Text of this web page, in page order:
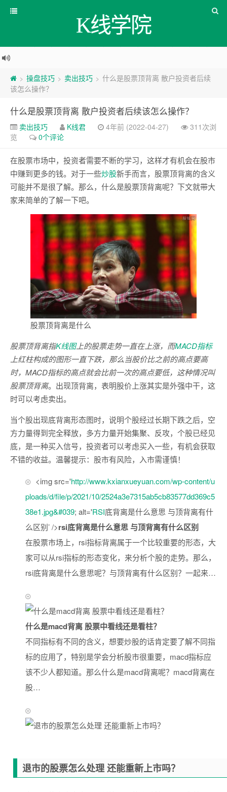
K线学院
> 操盘技巧 > 卖出技巧 > 什么是股票顶背离 散户投资者后续
该怎么操作？
什么是股票顶背离 散户投资者后续该怎么操作？
卖出技巧 K线君 4年前 (2022-04-27)
311次浏
览
0个评论
在股票市场中，投资者需要不断的学习，这样才有机会在股市
中赚到更多的钱。对于一些炒股新手而言，股票顶背离的含义
可能并不是很了解。那么，什么是股票顶背离呢？下文就带大
家来简单的了解一下吧。
股票顶背离是什么
股票顶背离指K线图上的股票走势一直在上涨，而MACD指标
上红柱构成的图形一直下跌，那么当股价比之前的高点要高
时，MACD指标的高点就会比前一次的高点要低，这种情况叫
股票顶背离。出现顶背离，表明股价上涨其实是外强中干，这
时可以考虑卖出。
当个股出现底背离形态图时，说明个股经过长期下跌之后，空
方力量得到完全释放，多方力量开始集聚、反攻，个股已经见
底，是一种买入信号，投资者可以考虑买入一些，有机会获取
不错的收益。温馨提示：股市有风险，入市需谨慎！
<img src='http://www.kxianxueyuan.com/wp-content/u
ploads/d/file/p/2021/10/2524a3e7315ab5cb83577dd369c5
38e1.jpg&#039; alt='RSI底背离是什么意思 与顶背离有什
么区别’ />rsi底背离是什么意思 与顶背离有什么区别
在股票市场上，rsi指标背离属于一个比较重要的形态，大
家可以从rsi指标的形态变化，来分析个股的走势。那么，
rsi底背离是什么意思呢？与顶背离有什么区别？一起来…
什么是macd背离 股票中看线还是看柱？
不同指标有不同的含义，想要炒股的话肯定要了解不同指
标的应用了，特别是学会分析股市很重要，macd指标应
该不少人都知道。那么什么是macd背离呢？macd背离在
股…
退市的股票怎么处理 还能重新上市吗？